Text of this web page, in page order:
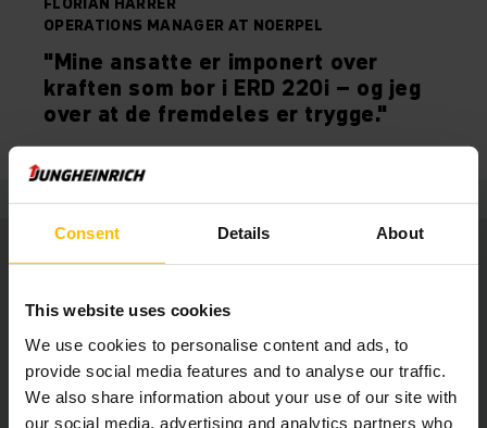
Consent Details About
This website uses cookies
We use cookies to personalise content and ads, to
provide social media features and to analyse our traffic.
We also share information about your use of our site with
our social media, advertising and analytics partners who
OPERATIONS MANAGER AT NOERPEL
"Mine ansatte er imponert over
kraften som bor i ERD 220i – og jeg
over at de fremdeles er trygge."